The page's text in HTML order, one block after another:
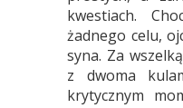
kwestiach.
żadnego celu,
syna. Za
z dwoma
krytycznym